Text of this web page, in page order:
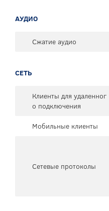
АУДИО
Сжатие аудио
СЕТЬ
Клиенты для удаленног
о подключения
Мобильные клиенты
Сетевые протоколы